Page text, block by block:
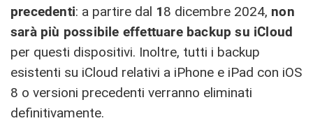
precedenti: a partire dal 18 dicembre 2024, non
sarà più possibile effettuare backup su iCloud
per questi dispositivi. Inoltre, tutti i backup
esistenti su iCloud relativi a iPhone e iPad con iOS
8 o versioni precedenti verranno eliminati
definitivamente.